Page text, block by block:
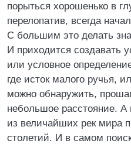
порыться хорошенько в
перелопатив, всегда
С большим это делать
И приходится создавать
или условное
где исток малого ручья,
можно обнаружить,
небольшое расстояние. А
из величайших рек мира
столетий. И в самом